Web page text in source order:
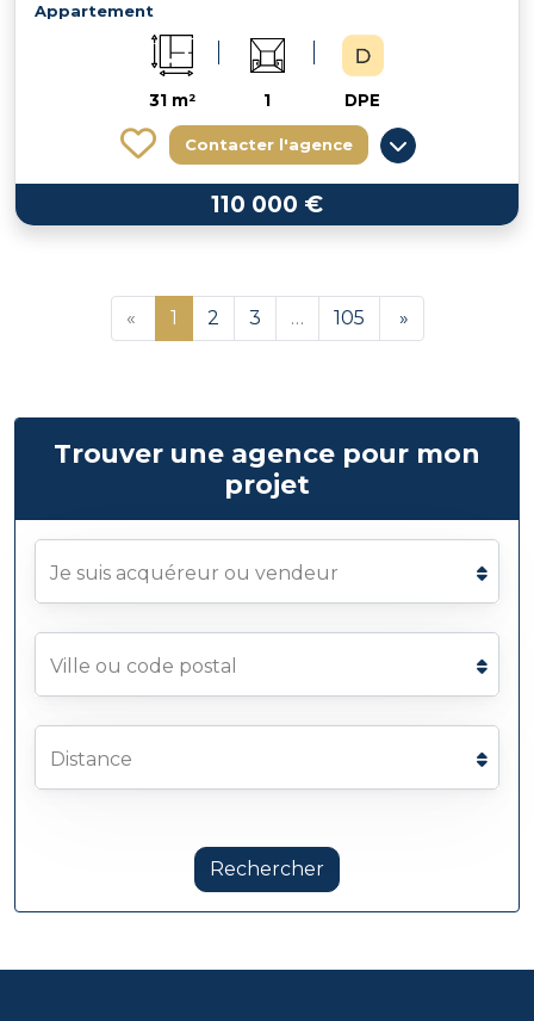
Appartement
31 m² 1 DPE
Contacter l'agence
110 000 €
« 1 2 3 … 105 »
Trouver une agence pour mon
projet
Je suis acquéreur ou vendeur
Ville ou code postal
Distance
Rechercher